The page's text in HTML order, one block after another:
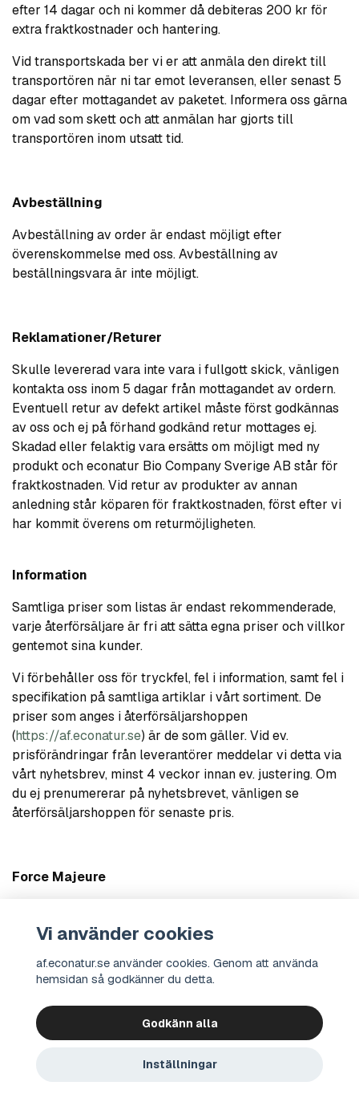
efter 14 dagar och ni kommer då debiteras 200 kr för
extra fraktkostnader och hantering.
Vid transportskada ber vi er att anmäla den direkt till
transportören när ni tar emot leveransen, eller senast 5
dagar efter mottagandet av paketet. Informera oss gärna
om vad som skett och att anmälan har gjorts till
transportören inom utsatt tid.
Avbeställning
Avbeställning av order är endast möjligt efter
överenskommelse med oss. Avbeställning av
beställningsvara är inte möjligt.
Reklamationer/Returer
Skulle levererad vara inte vara i fullgott skick, vänligen
kontakta oss inom 5 dagar från mottagandet av ordern.
Eventuell retur av defekt artikel måste först godkännas
av oss och ej på förhand godkänd retur mottages ej.
Skadad eller felaktig vara ersätts om möjligt med ny
produkt och econatur Bio Company Sverige AB står för
fraktkostnaden. Vid retur av produkter av annan
anledning står köparen för fraktkostnaden, först efter vi
har kommit överens om returmöjligheten.
Information
Samtliga priser som listas är endast rekommenderade,
varje återförsäljare är fri att sätta egna priser och villkor
gentemot sina kunder.
Vi förbehåller oss för tryckfel, fel i information, samt fel i
specifikation på samtliga artiklar i vårt sortiment. De
priser som anges i återförsäljarshoppen
(https://af.econatur.se) är de som gäller. Vid ev.
prisförändringar från leverantörer meddelar vi detta via
vårt nyhetsbrev, minst 4 veckor innan ev. justering. Om
du ej prenumererar på nyhetsbrevet, vänligen se
återförsäljarshoppen för senaste pris.
Force Majeure
råvarubrist och dylika orsaker som är utom vår kontroll,
leverans.
Integritetspolicy Köpvillkor
© 2026 econatur Bio Company Sverige AB
Vi använder cookies
af.econatur.se använder cookies. Genom att använda
hemsidan så godkänner du detta.
Godkänn alla
Inställningar